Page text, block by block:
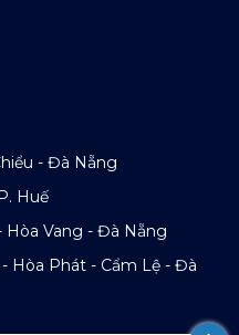
- Đà Nẵng
Huế
Hòa Vang - Đà Nẵng
Hòa Phát - Cẩm Lệ - Đà